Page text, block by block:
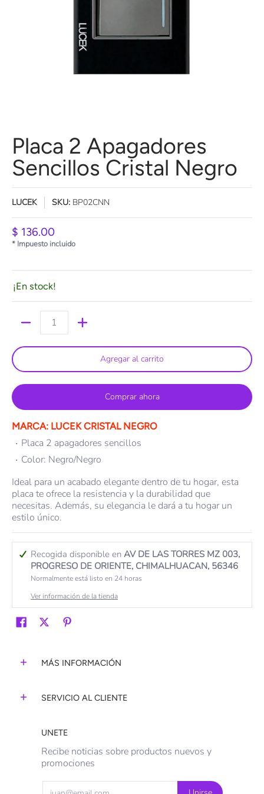
Placa 2 Apagadores
Sencillos Cristal Negro
LUCEK SKU: BP02CNN
$ 136.00
* Impuesto incluido
¡En stock!
Agregar al carrito
Comprar ahora
MARCA: LUCEK CRISTAL NEGRO
Placa 2 apagadores sencillos
Color: Negro/Negro
Ideal para un acabado elegante dentro de tu hogar, esta
placa te ofrece la resistencia y la durabilidad que
necesitas. Además, su elegancia le dará a tu hogar un
estilo único.
Recogida disponible en AV DE LAS TORRES MZ 003,
PROGRESO DE ORIENTE, CHIMALHUACAN, 56346
Normalmente está listo en 24 horas
Ver información de la tienda
MÁS INFORMACIÓN
SERVICIO AL CLIENTE
UNETE
Recibe noticias sobre productos nuevos y
promociones